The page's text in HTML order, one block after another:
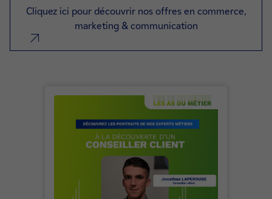
Cliquez ici pour découvrir nos offres en commerce,
marketing & communication
nouvel onglet